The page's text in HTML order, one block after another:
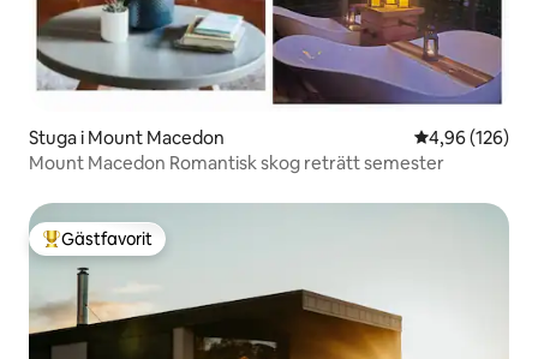
Stuga i Mount Macedon 4,96 av 5 i
4,96 (126)
Mount Macedon Romantisk skog reträtt semester
Populär gästfavorit
Gästfavorit